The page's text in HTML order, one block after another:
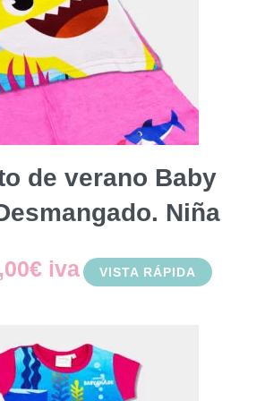
de verano Baby
Niña
€El
actual
es:
iva VISTA RÁPIDA